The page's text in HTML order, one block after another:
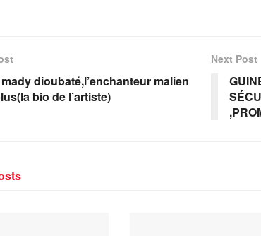
dioubaté,l’enchanteur malien
bio de l’artiste)
Next Post